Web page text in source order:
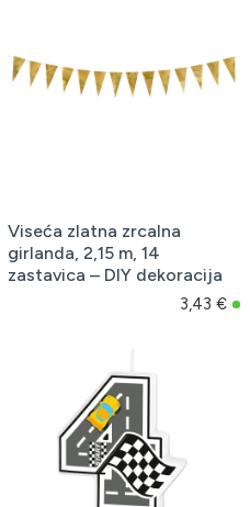
Viseća zlatna zrcalna
girlanda, 2,15 m, 14
zastavica – DIY dekoracija
3,43 €